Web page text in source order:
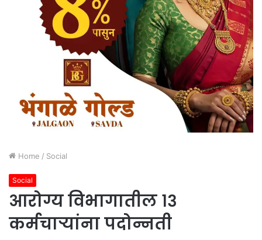
Home / Social
Social
आरोग्य विभागातील १३
कर्मचाऱ्यांना पदोन्नती